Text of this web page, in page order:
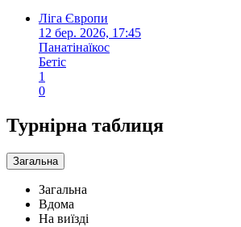
Ліга Європи
12 бер. 2026, 17:45
Панатінаїкос
Бетіс
1
0
Турнірна таблиця
Загальна
Загальна
Вдома
На виїзді